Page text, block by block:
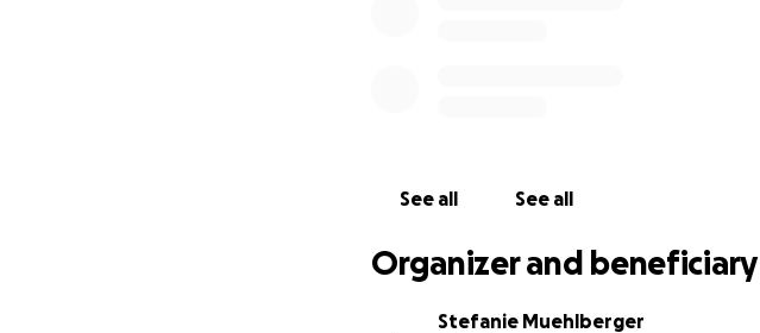
See all See all
Organizer and beneficiary
Stefanie Muehlberger